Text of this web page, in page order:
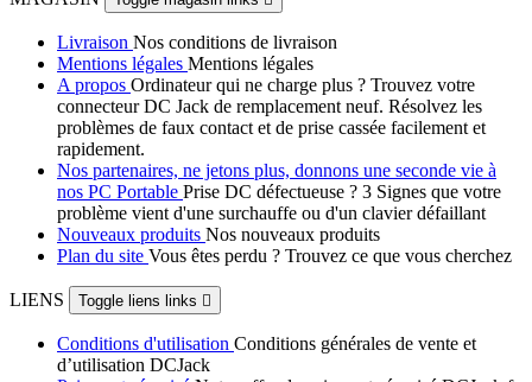
Livraison Nos conditions de livraison
Mentions légales Mentions légales
A propos Ordinateur qui ne charge plus ? Trouvez votre
connecteur DC Jack de remplacement neuf. Résolvez les
problèmes de faux contact et de prise cassée facilement et
rapidement.
Nos partenaires, ne jetons plus, donnons une seconde vie à
nos PC Portable Prise DC défectueuse ? 3 Signes que votre
problème vient d'une surchauffe ou d'un clavier défaillant
Nouveaux produits Nos nouveaux produits
Plan du site Vous êtes perdu ? Trouvez ce que vous cherchez
LIENS Toggle liens links 
Conditions d'utilisation Conditions générales de vente et
d’utilisation DCJack